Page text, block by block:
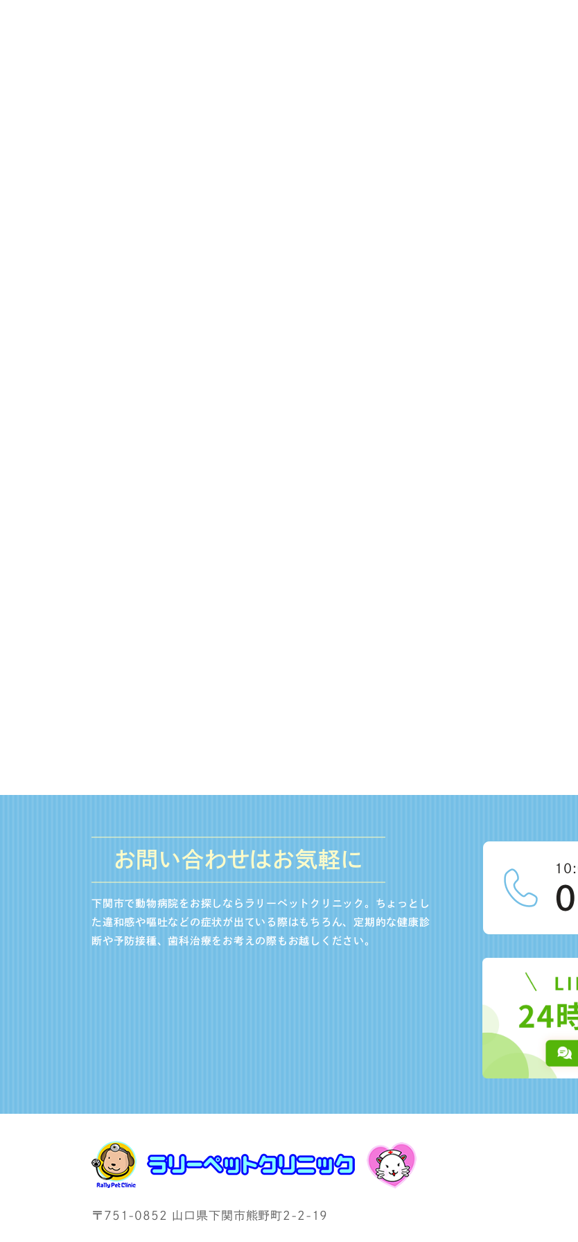
お問い合わせはお気軽に
下関市で動物病院をお探しならラリーペットクリニック。ちょっとし
た違和感や嘔吐などの症状が出ている際はもちろん、定期的な健康診
断や予防接種、歯科治療をお考えの際もお越しください。
〒751-0852 山口県下関市熊野町2-2-19